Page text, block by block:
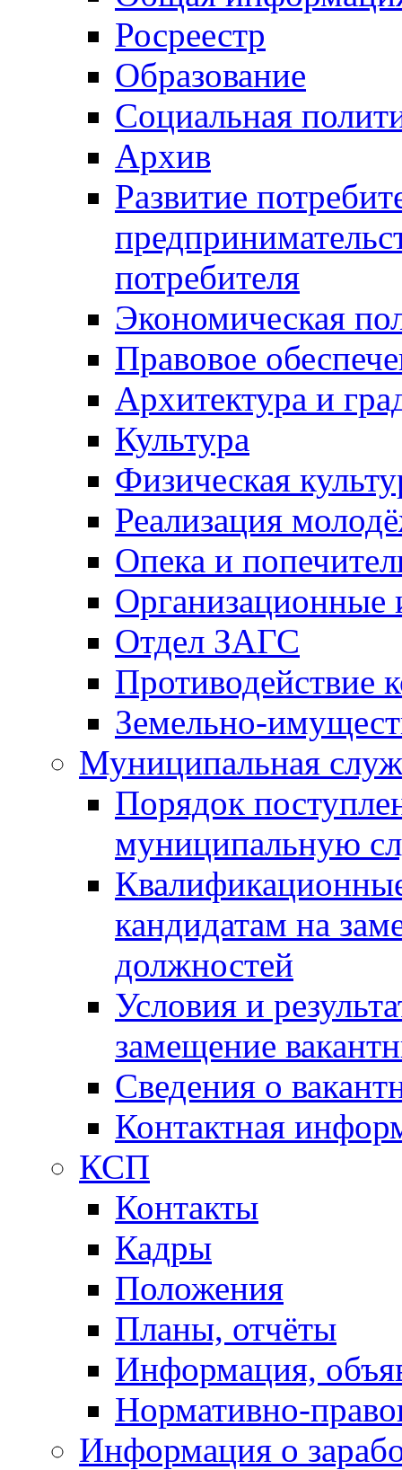
Росреестр
Образование
Социальная
Архив
Развитие
потребителя
Экономическая
Правовое
Архитектура и
Культура
Физическая
Реализация
Опека и
Отдел ЗАГС
Противодействие
Земельно-
Муниципальная
Порядок
муниципальную
кандидатам на
должностей
Условия и
замещение
Сведения о
Контактная
КСП
Контакты
Кадры
Положения
Планы, отчёты
Информация,
Нормативно-
Информация о